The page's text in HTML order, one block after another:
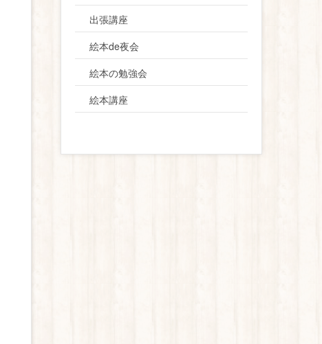
出張講座
絵本de夜会
絵本の勉強会
絵本講座